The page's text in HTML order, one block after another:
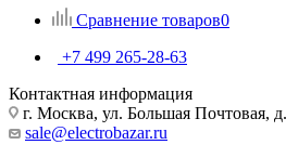
Сравнение товаров0
+7 499 265-28-63
Контактная информация
г. Москва, ул. Большая Почтовая,
sale@electrobazar.ru